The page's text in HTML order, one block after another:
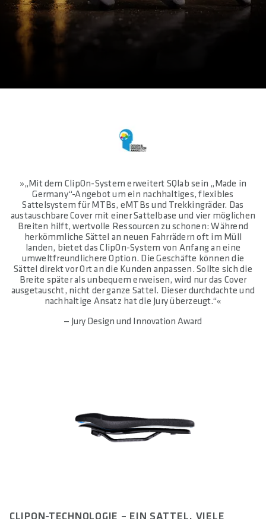
»„Mit dem ClipOn-System erweitert SQlab sein „Made in
Germany“-Angebot um ein nachhaltiges, flexibles
Sattelsystem für MTBs, eMTBs und Trekkingräder. Das
austauschbare Cover mit einer Sattelbase und vier möglichen
Breiten hilft, wertvolle Ressourcen zu schonen: Während
herkömmliche Sättel an neuen Fahrrädern oft im Müll
landen, bietet das ClipOn-System von Anfang an eine
umweltfreundlichere Option. Die Geschäfte können die
Sättel direkt vor Ort an die Kunden anpassen. Sollte sich die
Breite später als unbequem erweisen, wird nur das Cover
ausgetauscht, nicht der ganze Sattel. Dieser durchdachte und
nachhaltige Ansatz hat die Jury überzeugt.“«
— Jury Design und Innovation Award
CLIPON-TECHNOLOGIE – EIN SATTEL, VIELE